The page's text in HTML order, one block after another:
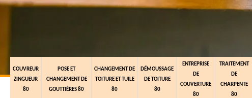
COUVREUR
ZINGUEUR
80
POSE ET
CHANGEMENT DE
GOUTTIÈRES 80
CHANGEMENT DE
TOITURE ET TUILE
80
DÉMOUSSAGE
DE TOITURE
80
ENTREPRISE
DE
COUVERTURE
80
TRAITEMENT
DE
CHARPENTE
80